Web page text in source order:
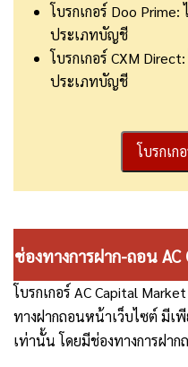
โบรกเกอร์ Doo Prime:
ประเภทบัญชี
โบรกเกอร์ CXM
ประเภทบัญชี
โบรกเก
ช่องทางการฝาก-ถอน
โบรกเกอร์ AC Capital
ทางฝากถอนหน้าเว็บไซต์ มีเ
เท่านั้น โดยมีช่องทางการฝาก